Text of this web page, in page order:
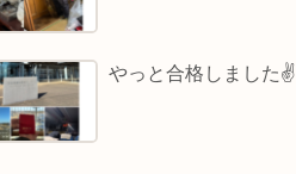
やっと合格しました✌️